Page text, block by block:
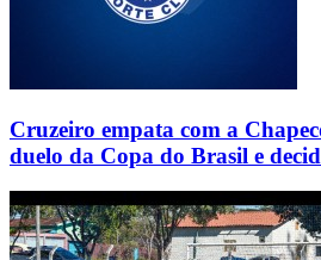
Cruzeiro empata com a
duelo da Copa do Brasil e